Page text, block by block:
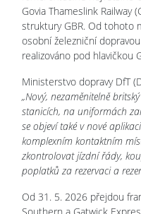
Govia Thameslink Railway
struktury GBR. Od tohoto
osobní železniční
realizováno pod hlavičkou
Ministerstvo dopravy DfT
„Nový, nezaměnitelně
stanicích, na uniformách
se objeví také v nové
komplexním kontaktním
zkontrolovat jízdní řády,
poplatků za rezervaci a
Od 31. 5. 2026 přejdou